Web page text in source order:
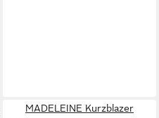
MADELEINE Kurzblazer